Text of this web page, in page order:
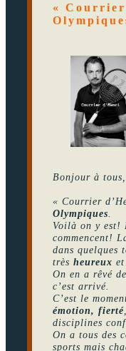
«
Bonjour à tous,
« Courrier
Olympiques.
Voilà on y est!
commencent!
dans quelques
trèsheureux
On en a rêvé
c’est arrivé.
C’est le
émotion, fierté
disciplines
On a tous des
sports mais